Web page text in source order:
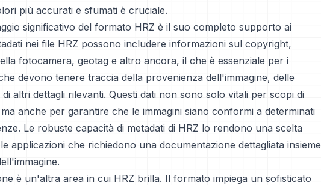
più accurati e sfumati è cruciale.
significativo del formato HRZ è il suo completo supporto ai
nei file HRZ possono includere informazioni sul copyright,
fotocamera, geotag e altro ancora, il che è essenziale per i
devono tenere traccia della provenienza dell'immagine, delle
altri dettagli rilevanti. Questi dati non sono solo vitali per scopi di
anche per garantire che le immagini siano conformi a determinati
Le robuste capacità di metadati di HRZ lo rendono una scelta
applicazioni che richiedono una documentazione dettagliata insieme
è un'altra area in cui HRZ brilla. Il formato impiega un sofisticato